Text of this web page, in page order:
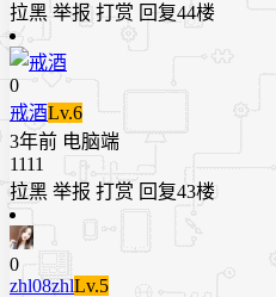
拉黑 举报 打赏 回复44楼
0
戒酒Lv.6
3年前 电脑端
1111
拉黑 举报 打赏 回复43楼
0
zhl08zhlLv.5